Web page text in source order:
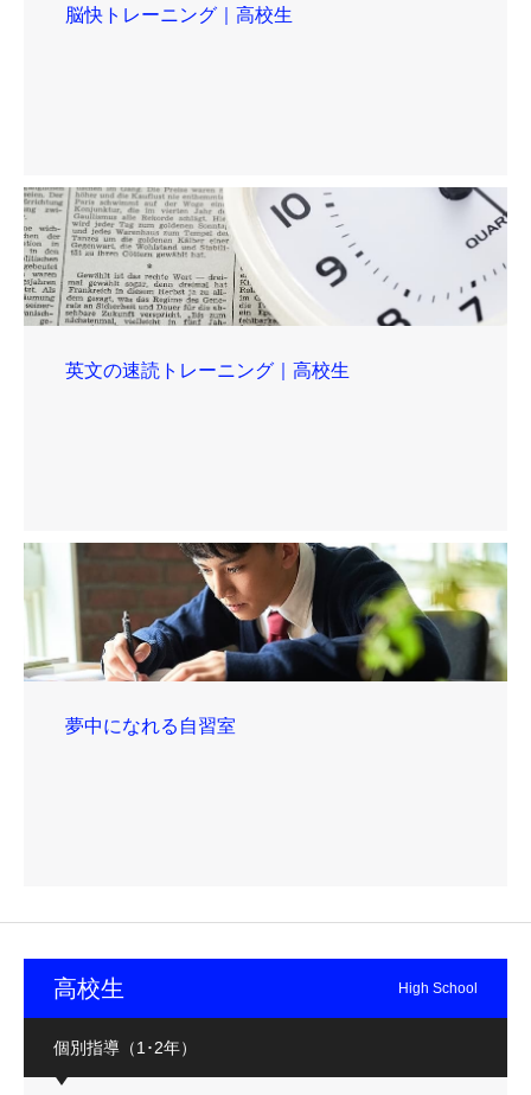
脳快トレーニング｜高校生
英文の速読トレーニング｜高校生
夢中になれる自習室
高校生 High School
個別指導（1･2年）